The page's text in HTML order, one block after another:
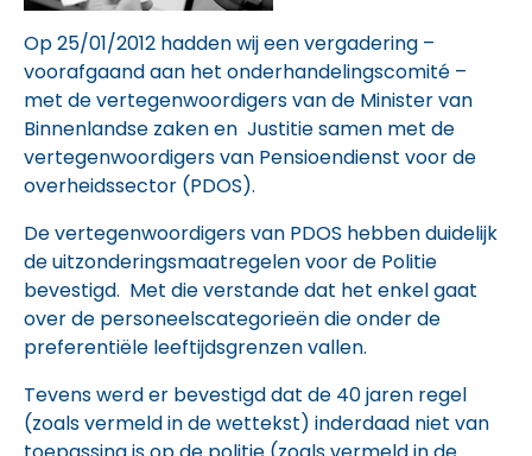
Op 25/01/2012 hadden wij een vergadering –
voorafgaand aan het onderhandelingscomité –
met de vertegenwoordigers van de Minister van
Binnenlandse zaken en Justitie samen met de
vertegenwoordigers van Pensioendienst voor de
overheidssector (PDOS).
De vertegenwoordigers van PDOS hebben duidelijk
de uitzonderingsmaatregelen voor de Politie
bevestigd. Met die verstande dat het enkel gaat
over de personeelscategorieën die onder de
preferentiële leeftijdsgrenzen vallen.
Tevens werd er bevestigd dat de 40 jaren regel
(zoals vermeld in de wettekst) inderdaad niet van